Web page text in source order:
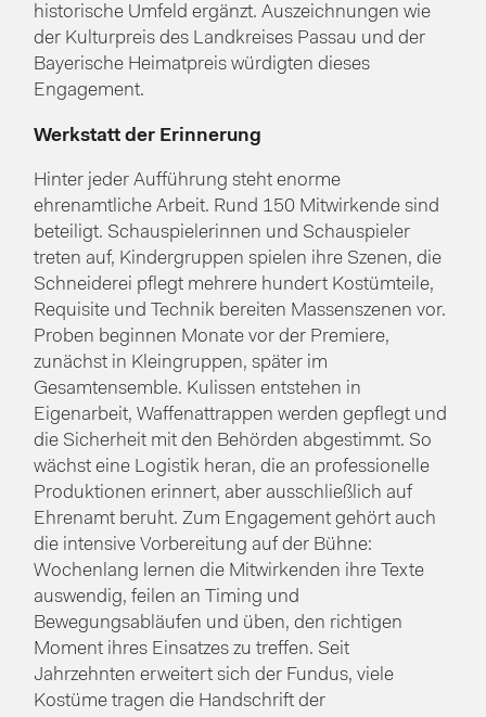
historische Umfeld ergänzt. Auszeichnungen wie
der Kulturpreis des Landkreises Passau und der
Bayerische Heimatpreis würdigten dieses
Engagement.
Werkstatt der Erinnerung
Hinter jeder Aufführung steht enorme
ehrenamtliche Arbeit. Rund 150 Mitwirkende sind
beteiligt. Schauspielerinnen und Schauspieler
treten auf, Kindergruppen spielen ihre Szenen, die
Schneiderei pflegt mehrere hundert Kostümteile,
Requisite und Technik bereiten Massenszenen vor.
Proben beginnen Monate vor der Premiere,
zunächst in Kleingruppen, später im
Gesamtensemble. Kulissen entstehen in
Eigenarbeit, Waffenattrappen werden gepflegt und
die Sicherheit mit den Behörden abgestimmt. So
wächst eine Logistik heran, die an professionelle
Produktionen erinnert, aber ausschließlich auf
Ehrenamt beruht. Zum Engagement gehört auch
die intensive Vorbereitung auf der Bühne:
Wochenlang lernen die Mitwirkenden ihre Texte
auswendig, feilen an Timing und
Bewegungsabläufen und üben, den richtigen
Moment ihres Einsatzes zu treffen. Seit
Jahrzehnten erweitert sich der Fundus, viele
Kostüme tragen die Handschrift der